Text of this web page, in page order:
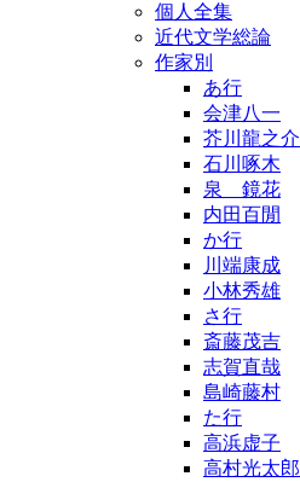
個人全集
近代文学総論
作家別
あ行
会津八一
芥川龍之介
石川啄木
泉 鏡花
内田百閒
か行
川端康成
小林秀雄
さ行
斎藤茂吉
志賀直哉
島崎藤村
た行
高浜虚子
高村光太郎